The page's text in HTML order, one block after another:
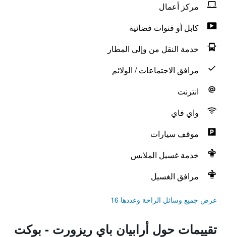
مركز أعمال
كابل أو قنوات فضائية
خدمة النقل من وإلى المطار
مرافق الاجتماعات / الولائم
انترنت
واي فاي
موقف سيارات
خدمة غسيل الملابس
مرافق الغسيل
عرض جميع وسائل الراحة وعددها 16
تقييمات حول أرابيان باي ريزورت - بوكت